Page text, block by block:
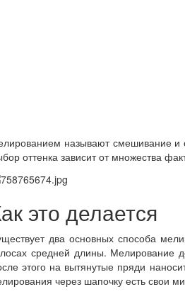
называют смешивание и
оттенка зависит от множества
это делается
два основных способа
средней длины. Мелирование
этого на вытянутые пряди
через шапочку есть свои